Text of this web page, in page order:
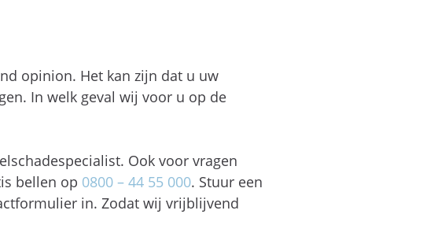
opinion. Het kan zijn dat u uw
In welk geval wij voor u op de
Ook voor vragen
bellen op 0800 – 44 55 000. Stuur een
in. Zodat wij vrijblijvend